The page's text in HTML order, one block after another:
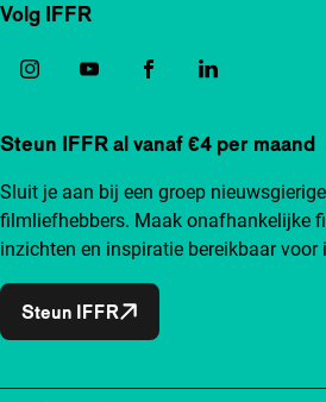
Volg IFFR
Steun IFFR al vanaf €4 per maand
Sluit je aan bij een groep
filmliefhebbers. Maak onafhankelijke
inzichten en inspiratie bereikbaar voor
Steun IFFR